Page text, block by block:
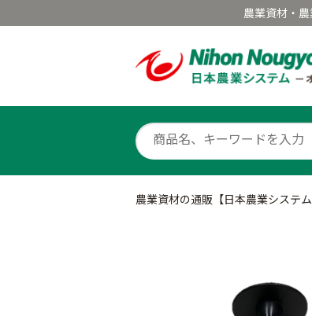
農業資材・
農業資材の通販【日本農業システム